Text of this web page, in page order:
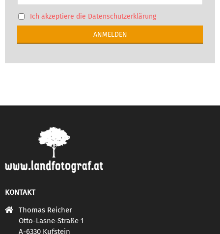
Ich akzeptiere die Datenschutzerklärung
KONTAKT
Thomas Reicher
Otto-Lasne-Straße 1
A-6330 Kufstein